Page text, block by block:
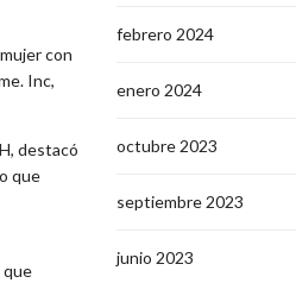
con
Inc,
destacó
que
que
febrero 2024
enero 2024
octubre 2023
septiembre 2023
junio 2023